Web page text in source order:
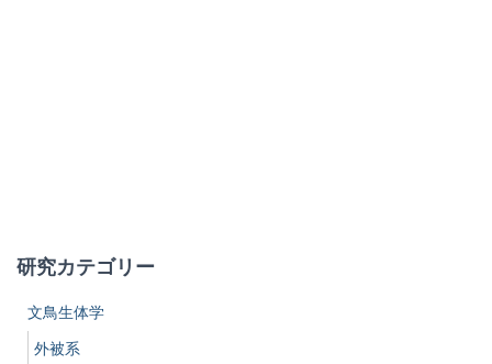
研究カテゴリー
文鳥生体学
外被系